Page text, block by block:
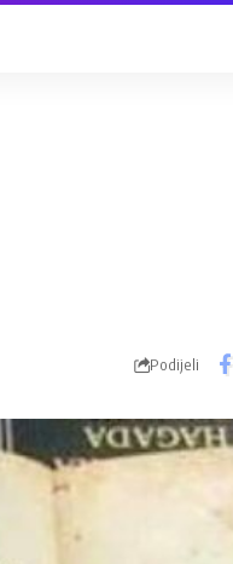
Podijeli